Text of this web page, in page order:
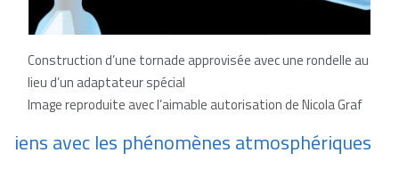
Construction d’une tornade approvisée avec une rondelle au
lieu d’un adaptateur spécial
Image reproduite avec l’aimable autorisation de Nicola Graf
iens avec les phénomènes atmosphériques